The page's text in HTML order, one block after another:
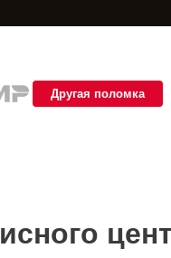
Другая поломка